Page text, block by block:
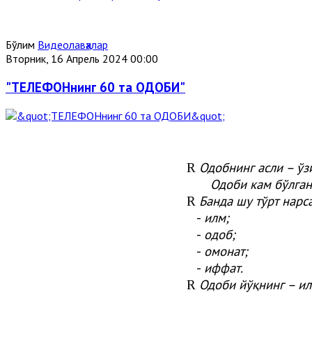
Бўлим Видеолавҳалар
Вторник, 16 Апрель 2024 00:00
"ТЕЛЕФОНнинг 60 та ОДОБИ"
R Одобнинг асли –
Одоби кам
R Банда шу тўрт
- илм;
- одоб;
- омонат;
- иффат.
R Одоби йўқнинг –